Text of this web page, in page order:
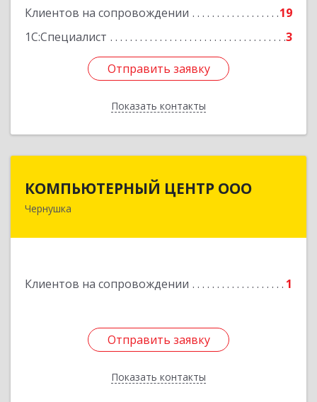
Клиентов на сопровождении
19
1С:Специалист
3
Отправить заявку
Показать контакты
Отправить заявку
Назад
КОМПЬЮТЕРНЫЙ ЦЕНТР ООО
Чернушка
Клиентов на сопровождении 1
Отправить заявку
Показать контакты
КОМПЬЮТЕРНЫЙ ЦЕНТР ООО
Отправить заявку
Назад